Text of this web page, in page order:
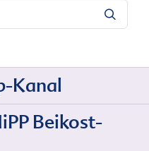
Kanal
Beikost-